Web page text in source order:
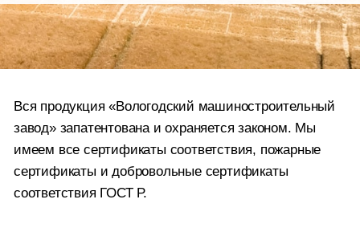
Вся продукция «Вологодский машиностроительный
завод» запатентована и охраняется законом. Мы
имеем все сертификаты соответствия, пожарные
сертификаты и добровольные сертификаты
соответствия ГОСТ Р.